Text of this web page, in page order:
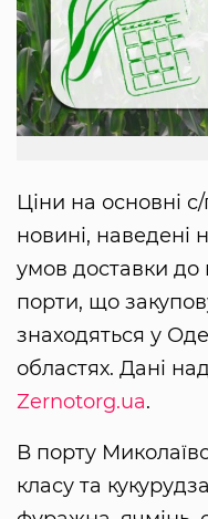
Ціни на основні
новині, наведені
умов доставки до
порти, що
знаходяться у
областях. Дані
Zernotorg.ua.
В порту
класу та